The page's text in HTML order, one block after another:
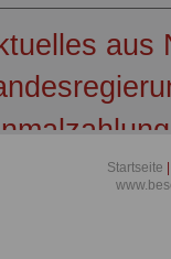
aus
Startseite